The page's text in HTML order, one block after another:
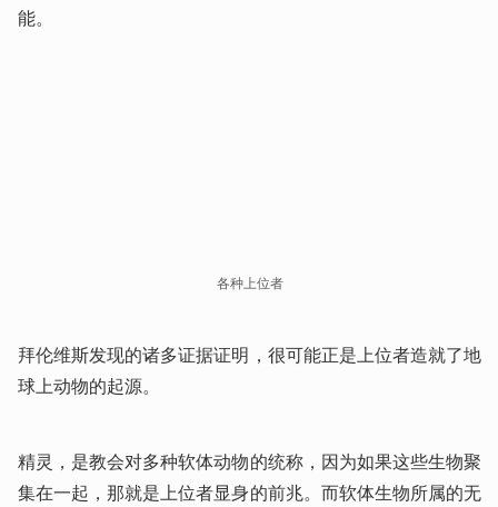
能。
各种上位者
拜伦维斯发现的诸多证据证明，很可能正是上位者造就了地
球上动物的起源。
精灵，是教会对多种软体动物的统称，因为如果这些生物聚
集在一起，那就是上位者显身的前兆。而软体生物所属的无